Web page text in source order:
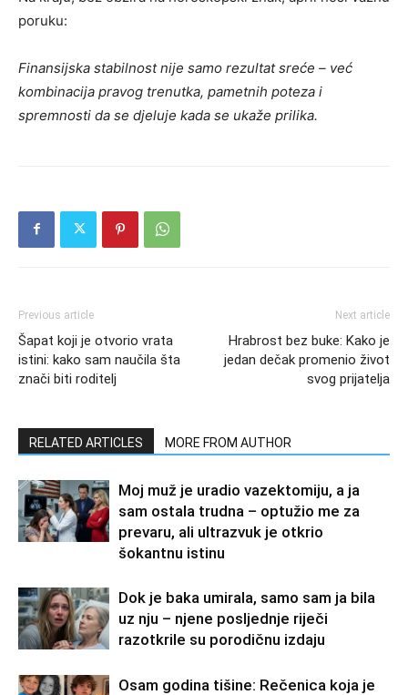
poruku:
Finansijska stabilnost nije samo rezultat sreće – već
kombinacija pravog trenutka, pametnih poteza i
spremnosti da se djeluje kada se ukaže prilika.
Previous article
Šapat koji je otvorio vrata
istini: kako sam naučila šta
znači biti roditelj
Next article
Hrabrost bez buke: Kako je
jedan dečak promenio život
svog prijatelja
RELATED ARTICLES MORE FROM AUTHOR
Moj muž je uradio vazektomiju, a ja
sam ostala trudna – optužio me za
prevaru, ali ultrazvuk je otkrio
šokantnu istinu
Dok je baka umirala, samo sam ja bila
uz nju – njene posljednje riječi
razotkrile su porodičnu izdaju
Osam godina tišine: Rečenica koja je